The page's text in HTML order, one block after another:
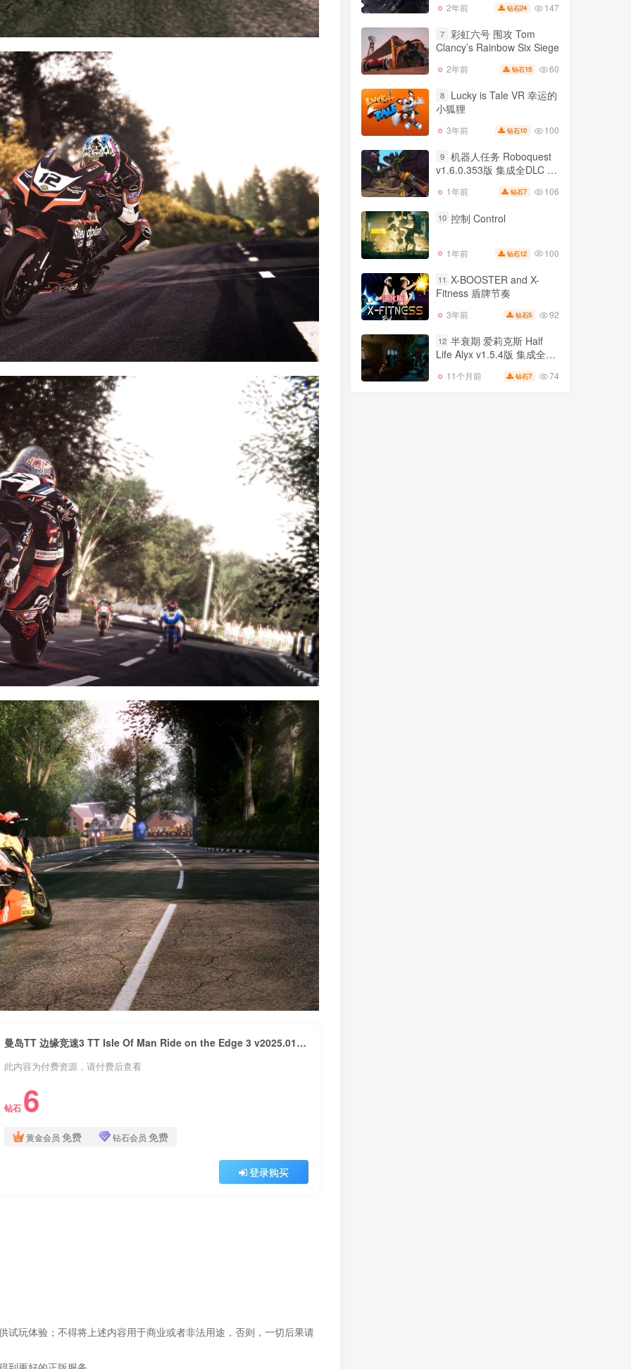
曼岛TT 边缘竞速3 TT Isle Of Man Ride on the Edge 3 v2025.01.22版 集成全DLC 官方中文
此内容为付费资源，请付费后查看
钻石 6
黄金会员 免费 钻石会员 免费
登录购买
试玩体验；不得将上述内容用于商业或者非法用途，否则，一切后果请
v55623.31255版 集成全
2年前 钻石24 147
7 彩虹六号 围攻 Tom
Clancy’s Rainbow Six Siege
2年前 钻石15 60
8
Lucky is Tale VR 幸运的
小狐狸
3年前 钻石10 100
9 机器人任务 Roboquest
v1.6.0.353版 集成全DLC 官
1年前 钻石7 106
10 控制 Control
1年前 钻石12 100
11 X-BOOSTER and X-
Fitness 盾牌节奏
3年前 钻石5 92
12 半衰期 爱莉克斯 Half
Life Alyx v1.5.4版 集成全
11个月前 钻石7 74
6
迸发2 The Surge 2
DLC 官方中文 迸发1
v55623.31255版 集成全
DLC 官方中文
2年前 钻石24 147
7
彩虹六号 围攻 Tom
2年前
8
Lucky is Tale VR 幸运的
3年前 钻石10 100
9
机器人任务 Roboquest
方中文
10 控制 Control
1年前 钻石
11 X-BOOSTER and X-
3年前 钻石5
12
半衰期 爱莉克斯 Half